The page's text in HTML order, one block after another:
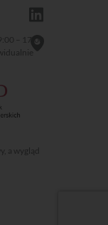
– 17:00
wygląd